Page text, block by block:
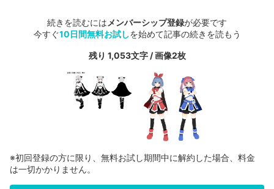
続きを読むには メンバーシップ登録が必要です
今すぐ10日間無料お試しを始めて記事の続きを読もう
残り 1,053文字 / 画像2枚
※初回登録の方に限り、無料お試し期間中に解約した場合、料金
は一切かかりません。